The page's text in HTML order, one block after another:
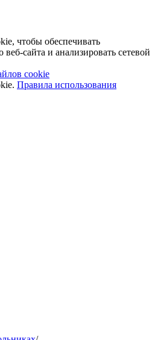
чтобы обеспечивать
сайта и анализировать сетевой
cookie
Правила использования